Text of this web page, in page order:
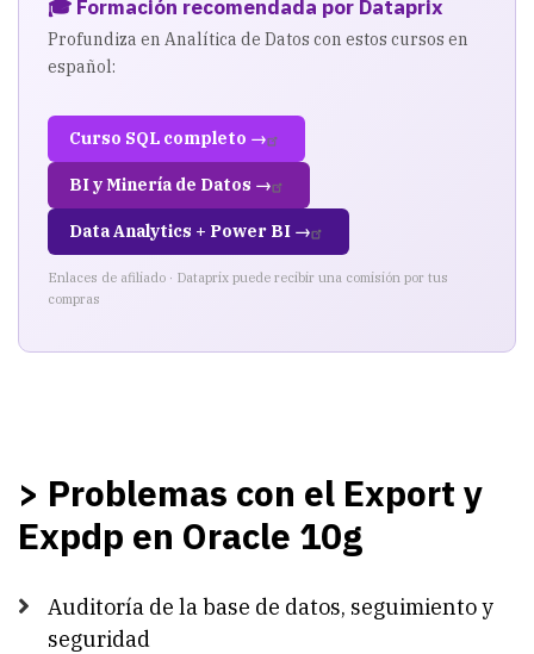
en
Oracle
10g
🎓 Formación recomendada por Dataprix
Profundiza en Analítica de Datos con estos cursos en
español:
Curso SQL completo →
BI y Minería de Datos →
Data Analytics + Power BI →
Enlaces de afiliado · Dataprix puede recibir una comisión por tus
compras
> Problemas con el Export y
Expdp en Oracle 10g
Auditoría de la base de datos, seguimiento y
seguridad